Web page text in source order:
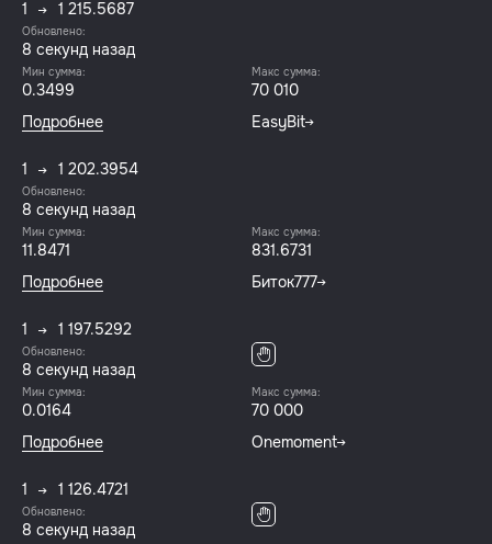
1 1 215.5687
Обновлено:
9 секунд назад
Мин сумма:
0.3499
Макс сумма:
70 010
Подробнее
EasyBit
1 1 202.3954
Обновлено:
9 секунд назад
Мин сумма:
11.8471
Макс сумма:
831.6731
Подробнее
Биток777
1 1 197.5292
Обновлено:
9 секунд назад
Мин сумма:
0.0164
Макс сумма:
70 000
Подробнее
Onemoment
1 1 126.4721
Обновлено:
9 секунд назад